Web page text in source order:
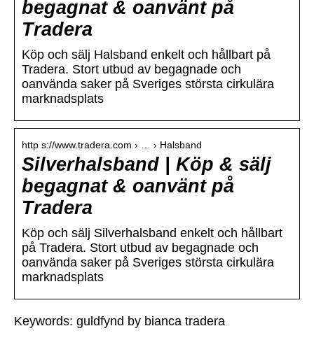
begagnat & oanvänt på
Tradera
Köp och sälj Halsband enkelt och hållbart på
Tradera. Stort utbud av begagnade och
oanvända saker på Sveriges största cirkulära
marknadsplats
http s://www.tradera.com › … › Halsband
Silverhalsband | Köp & sälj
begagnat & oanvänt på
Tradera
Köp och sälj Silverhalsband enkelt och hållbart
på Tradera. Stort utbud av begagnade och
oanvända saker på Sveriges största cirkulära
marknadsplats
Keywords: guldfynd by bianca tradera